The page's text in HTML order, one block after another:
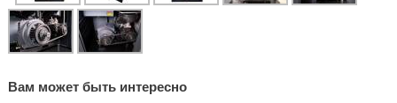
Вам может быть интересно